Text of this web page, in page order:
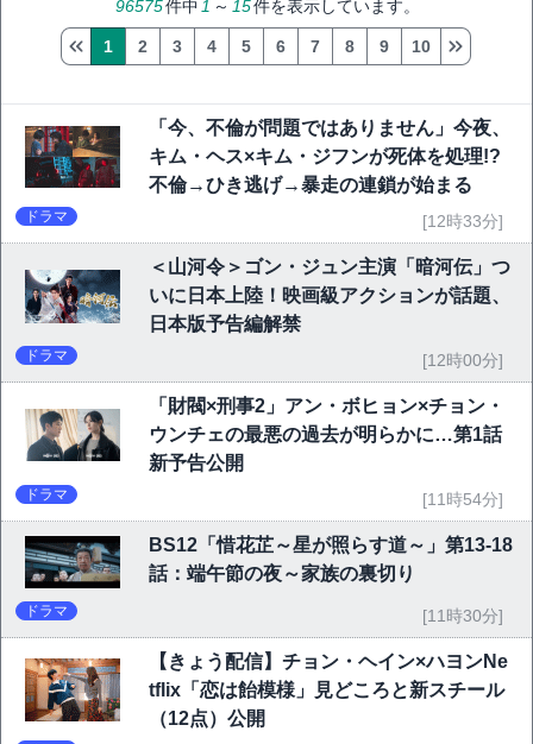
96575件中 1 ～ 15件を表示しています。
1 2 3 4 5 6 7 8 9 10
「今、不倫が問題ではありません」今夜、
キム・ヘス×キム・ジフンが死体を処理!?
不倫→ひき逃げ→暴走の連鎖が始まる
ドラマ [12時33分]
＜山河令＞ゴン・ジュン主演「暗河伝」つ
いに日本上陸！映画級アクションが話題、
日本版予告編解禁
ドラマ [12時00分]
「財閥×刑事2」アン・ボヒョン×チョン・
ウンチェの最悪の過去が明らかに…第1話
新予告公開
ドラマ [11時54分]
BS12「惜花芷～星が照らす道～」第13-18
話：端午節の夜～家族の裏切り
ドラマ [11時30分]
【きょう配信】チョン・ヘイン×ハヨンNe
tflix「恋は飴模様」見どころと新スチール
（12点）公開